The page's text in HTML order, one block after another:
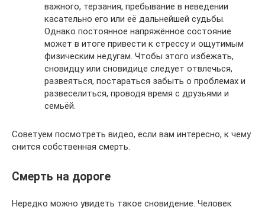
важного, терзания, пребывание в неведении
касательно его или её дальнейшей судьбы.
Однако постоянное напряжённое состояние
может в итоге привести к стрессу и ощутимым
физическим недугам. Чтобы этого избежать,
сновидцу или сновидице следует отвлечься,
развеяться, постараться забыть о проблемах и
развеселиться, проводя время с друзьями и
семьёй.
Советуем посмотреть видео, если вам интересно, к чему
снится собственная смерть.
Смерть на дороге
Нередко можно увидеть такое сновидение. Человек